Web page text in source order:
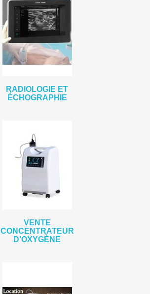
RADIOLOGIE ET
ÉCHOGRAPHIE
VENTE
CONCENTRATEUR
D'OXYGÈNE